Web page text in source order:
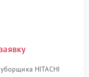
HITACHI